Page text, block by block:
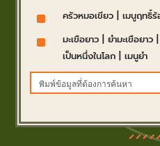
^ ครัวหมอเขียว| เมนูฤทธิ์ร้
^ มะเขือยาว| ยำมะเขือยาว|
เป็นหนึ่งในโลก| เมนูยำ